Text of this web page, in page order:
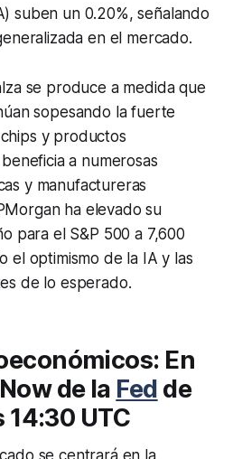
suben un 0.20%, señalando
en el mercado.
se produce a medida que
sopesando la fuerte
y productos
a numerosas
y manufactureras
ha elevado su
para el S&P 500 a 7,600
el optimismo de la IA y las
de lo esperado.
En
de la Fed de
UTC